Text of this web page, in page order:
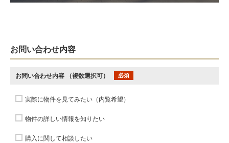
お問い合わせ内容
お問い合わせ内容 （複数選択可） 必須
実際に物件を見てみたい（内覧希望）
物件の詳しい情報を知りたい
購入に関して相談したい